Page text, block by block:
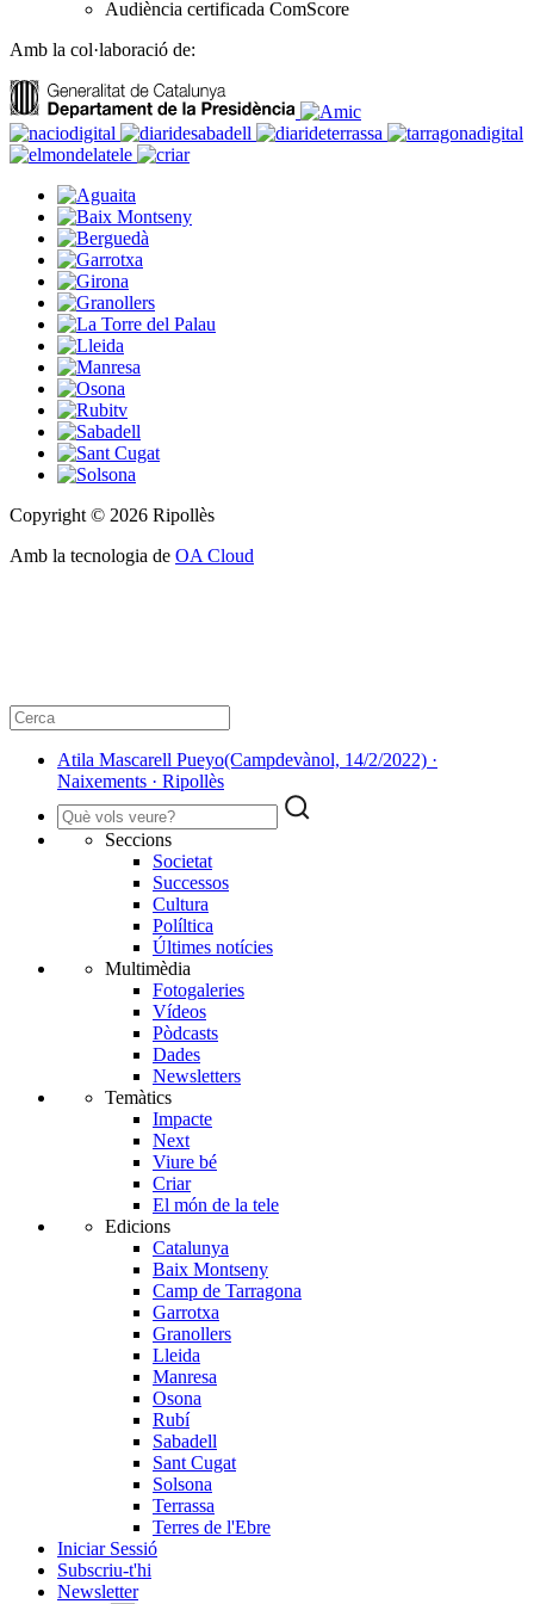
Audiència certificada ComScore
Amb la col·laboració de:
Copyright © 2026 Ripollès
Amb la tecnologia de OA Cloud
Atila Mascarell Pueyo(Campdevànol, 14/2/2022) ·
Naixements · Ripollès
Seccions
Societat
Successos
Cultura
Políltica
Últimes notícies
Multimèdia
Fotogaleries
Vídeos
Pòdcasts
Dades
Newsletters
Temàtics
Impacte
Next
Viure bé
Criar
El món de la tele
Edicions
Catalunya
Baix Montseny
Camp de Tarragona
Garrotxa
Granollers
Lleida
Manresa
Osona
Rubí
Sabadell
Sant Cugat
Solsona
Terrassa
Terres de l'Ebre
Iniciar Sessió
Subscriu-t'hi
Newsletter